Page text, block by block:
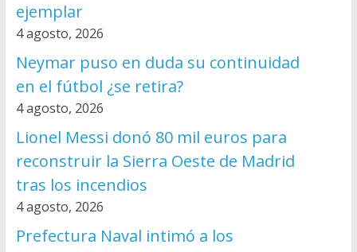
ejemplar
4 agosto, 2026
Neymar puso en duda su continuidad
en el fútbol ¿se retira?
4 agosto, 2026
Lionel Messi donó 80 mil euros para
reconstruir la Sierra Oeste de Madrid
tras los incendios
4 agosto, 2026
Prefectura Naval intimó a los